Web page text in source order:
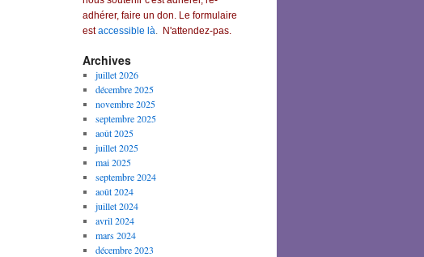
adhérer, faire un don. Le formulaire
estaccessible là. N'attendez-pas.
Archives
juillet 2026
décembre 2025
novembre 2025
septembre 2025
août 2025
juillet 2025
mai 2025
septembre 2024
août 2024
juillet 2024
avril 2024
mars 2024
décembre 2023